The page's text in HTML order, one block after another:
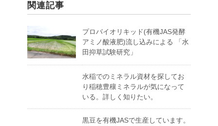
関連記事
プロバイオリキッド(有機JAS発酵
アミノ酸液肥)流し込みによる 「水
田抑草試験研究」
水稲でのミネラル資材を探してお
り稲穂豊穰ミネラルが気になって
いる。詳しく知りたい。
黒豆を有機JASで生産しています。